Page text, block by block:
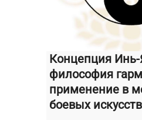
Концепция
философия
применение в
боевых